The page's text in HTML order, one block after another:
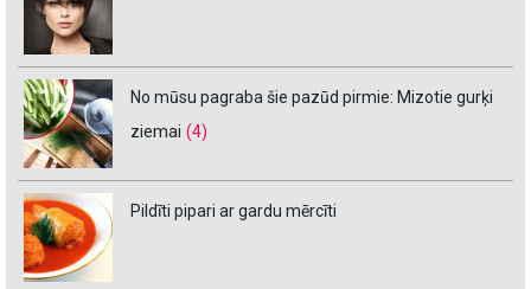
No mūsu pagraba šie pazūd pirmie: Mizotie gurķi
ziemai (4)
Pildīti pipari ar gardu mērcīti